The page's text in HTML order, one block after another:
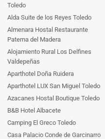
Toledo
Alda Suite de los Reyes Toledo
Almenara Hostal Restaurante
Paterna del Madera
Alojamiento Rural Los Delfines
Valdepeñas
Aparthotel Doña Ruidera
Aparthotel LUX San Miguel Toledo
Azacanes Hostal Boutique Toledo
B&B Hotel Albacete
Camping El Greco Toledo
Casa Palacio Conde de Garcinarro